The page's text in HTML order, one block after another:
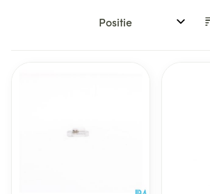
Sorteer op: